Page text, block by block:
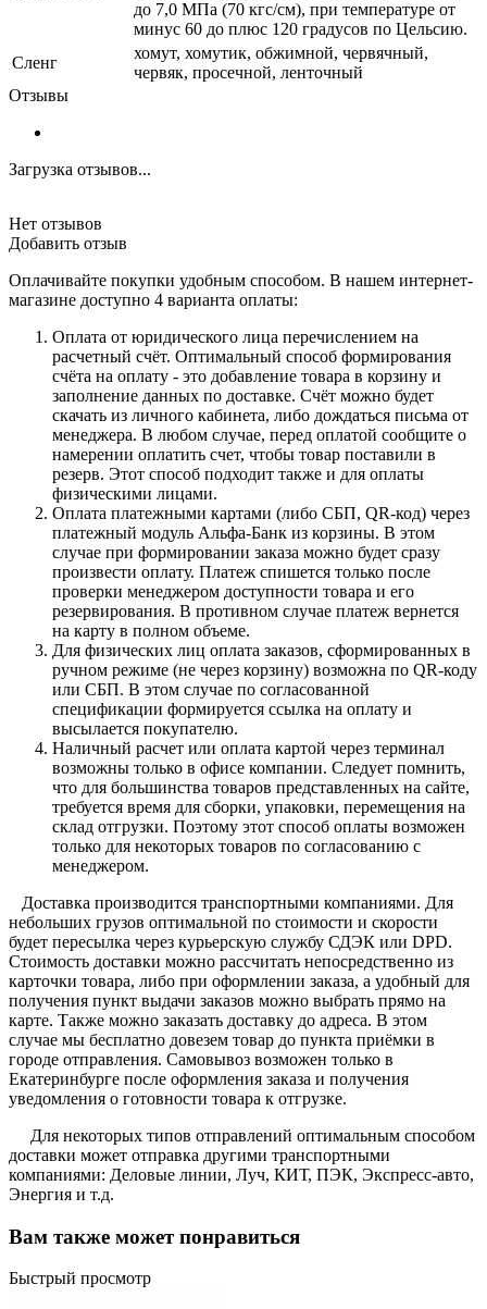
до 7,0 МПа (70 кгс/см), при температуре от
минус 60 до плюс 120 градусов по Цельсию.
Сленг
хомут, хомутик, обжимной, червячный,
червяк, просечной, ленточный
Отзывы
Загрузка отзывов...
Нет отзывов
Добавить отзыв
Оплачивайте покупки удобным способом. В нашем интернет-
магазине доступно 4 варианта оплаты:
Оплата от юридического лица перечислением на
расчетный счёт. Оптимальный способ формирования
счёта на оплату - это добавление товара в корзину и
заполнение данных по доставке. Счёт можно будет
скачать из личного кабинета, либо дождаться письма от
менеджера. В любом случае, перед оплатой сообщите о
намерении оплатить счет, чтобы товар поставили в
резерв. Этот способ подходит также и для оплаты
физическими лицами.
Оплата платежными картами (либо СБП, QR-код) через
платежный модуль Альфа-Банк из корзины. В этом
случае при формировании заказа можно будет сразу
произвести оплату. Платеж спишется только после
проверки менеджером доступности товара и его
резервирования. В противном случае платеж вернется
на карту в полном объеме.
Для физических лиц оплата заказов, сформированных в
ручном режиме (не через корзину) возможна по QR-коду
или СБП. В этом случае по согласованной
спецификации формируется ссылка на оплату и
высылается покупателю.
Наличный расчет или оплата картой через терминал
возможны только в офисе компании. Следует помнить,
что для большинства товаров представленных на сайте,
требуется время для сборки, упаковки, перемещения на
склад отгрузки. Поэтому этот способ оплаты возможен
только для некоторых товаров по согласованию с
менеджером.
Доставка производится транспортными компаниями. Для
небольших грузов оптимальной по стоимости и скорости
будет пересылка через курьерскую службу СДЭК или DPD.
Стоимость доставки можно рассчитать непосредственно из
карточки товара, либо при оформлении заказа, а удобный для
получения пункт выдачи заказов можно выбрать прямо на
карте. Также можно заказать доставку до адреса. В этом
случае мы бесплатно довезем товар до пункта приёмки в
городе отправления. Самовывоз возможен только в
Екатеринбурге после оформления заказа и получения
уведомления о готовности товара к отгрузке.
Для некоторых типов отправлений оптимальным способом
доставки может отправка другими транспортными
компаниями: Деловые линии, Луч, КИТ, ПЭК, Экспресс-авто,
Энергия и т.д.
Вам также может понравиться
Быстрый просмотр